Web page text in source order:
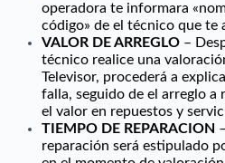
operadora te informara
código» de el técnico que te
VALOR DE ARREGLO –
técnico realice una
Televisor, procederá a
falla, seguido de el arreglo a
el valor en repuestos y
TIEMPO DE REPARACION
reparación será estipulado